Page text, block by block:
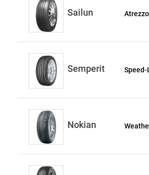
Sailun
Semperit Speed-
Nokian